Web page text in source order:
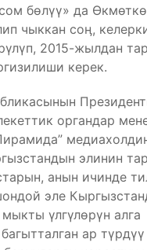
бөлүү» да Өкмөткө
чыккан соӊ,
2015-жылдан
керек.
органдар
элинин
анын ичинде
эле
үлгүлөрүн алга
ар